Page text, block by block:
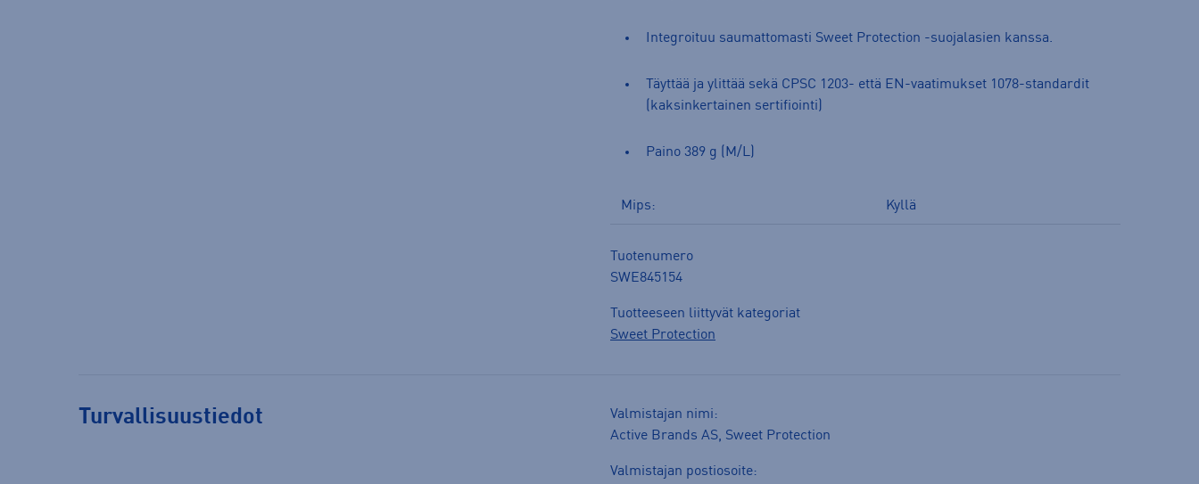
Integroituu saumattomasti Sweet Protection -suojalasien kanssa.
Täyttää ja ylittää sekä CPSC 1203- että EN-vaatimukset 1078-standardit
(kaksinkertainen sertifiointi)
Paino 389 g (M/L)
Mips: Kyllä
Tuotenumero
SWE845154
Tuotteeseen liittyvät kategoriat
Sweet Protection
Turvallisuustiedot
Valmistajan nimi:
Active Brands AS, Sweet Protection
Valmistajan postiosoite: